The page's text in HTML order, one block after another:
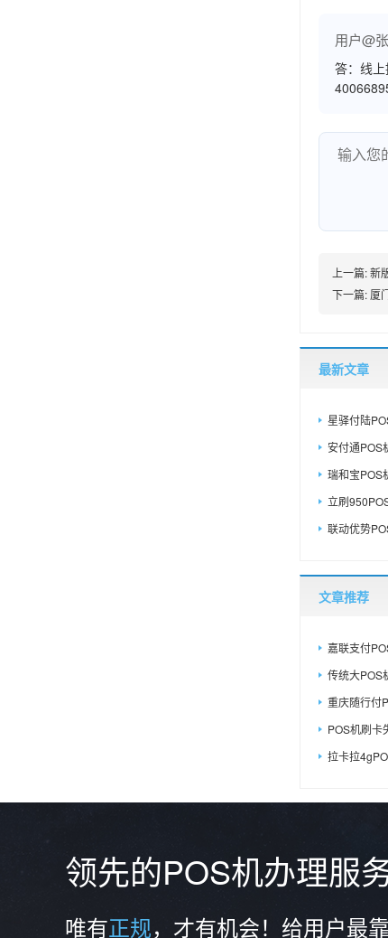
用户@
答：线
上一篇:新
下一篇: 厦
最新文章
星驿付陆
安付通POS
瑞和宝POS
立刷
联动优势
文章推荐
嘉联支付
传统大POS
重庆随行付
POS机刷卡
拉卡拉
领先的POS机办理服
唯有正规，才有机会！给用户最